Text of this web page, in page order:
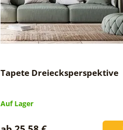
Tapete Dreiecksperspektive
Auf Lager